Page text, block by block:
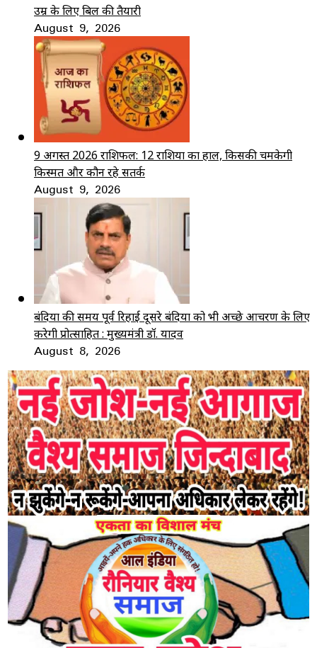
उम्र के लिए बिल की तैयारी
August 9, 2026
9 अगस्त 2026 राशिफल: 12 राशियों का हाल, किसकी चमकेगी
किस्मत और कौन रहे सतर्क
August 9, 2026
बंदियों की समय पूर्व रिहाई दूसरे बंदियों को भी अच्छे आचरण के लिए
करेगी प्रोत्साहित : मुख्यमंत्री डॉ. यादव
August 8, 2026